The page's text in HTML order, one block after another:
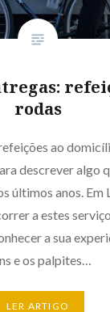
rodas
ao
descrever algo
últimos anos. Em
a estes
a sua
e os palpites…
LER ARTIGO